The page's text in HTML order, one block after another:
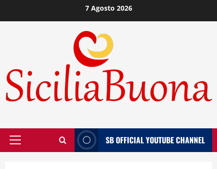
al
7 Agosto 2026
Menù
SB OFFICIAL YOUTUBE CHANNEL